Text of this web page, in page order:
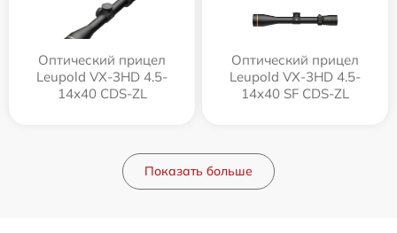
Оптический прицел
Leupold VX-3HD 4.5-
14x40 CDS-ZL
Оптический прицел
Leupold VX-3HD 4.5-
14x40 SF CDS-ZL
Показать больше